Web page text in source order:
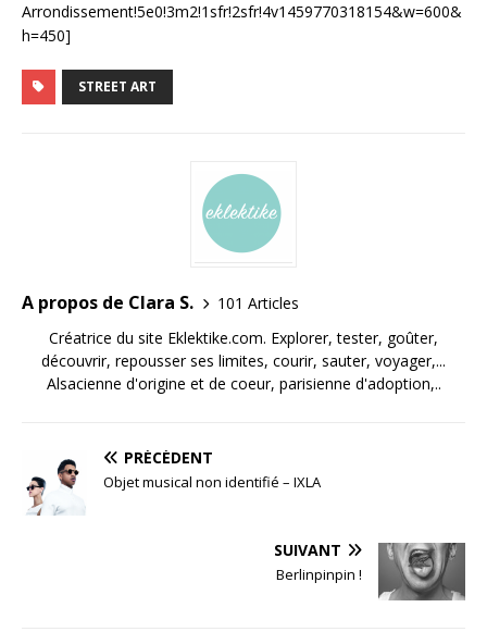
Arrondissement!5e0!3m2!1sfr!2sfr!4v1459770318154&w=600&
h=450]
STREET ART
A propos de Clara S.
101 Articles
Créatrice du site Eklektike.com. Explorer, tester, goûter,
découvrir, repousser ses limites, courir, sauter, voyager,...
Alsacienne d'origine et de coeur, parisienne d'adoption,..
PRÉCÉDENT
Objet musical non identifié – IXLA
SUIVANT
Berlinpinpin !